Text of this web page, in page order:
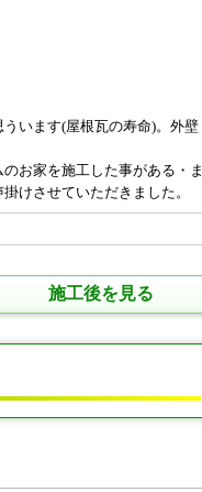
います(屋根瓦の寿命)。外壁
お家を施工した事がある・ま
けさせていただきました。
施工後を見る